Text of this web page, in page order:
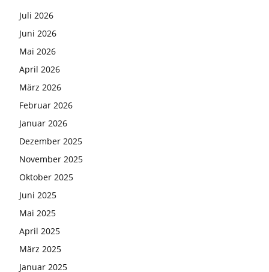
Juli 2026
Juni 2026
Mai 2026
April 2026
März 2026
Februar 2026
Januar 2026
Dezember 2025
November 2025
Oktober 2025
Juni 2025
Mai 2025
April 2025
März 2025
Januar 2025